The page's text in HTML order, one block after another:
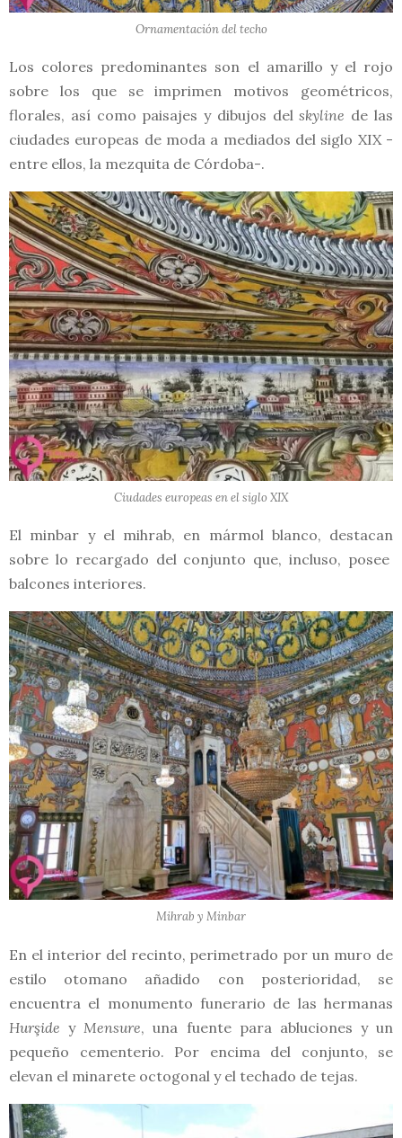
Ornamentación del techo
Los colores predominantes son el amarillo y el rojo
sobre los que se imprimen motivos geométricos,
florales, así como paisajes y dibujos delskyline de las
ciudades europeas de moda a mediados del siglo XIX -
entre ellos, la mezquita de Córdoba-.
Ciudades europeas en el siglo XIX
El minbar y el mihrab, en mármol blanco, destacan
sobre lo recargado del conjunto que, incluso, posee
balcones interiores.
Mihrab y Minbar
En el interior del recinto, perimetrado por un muro de
estilo otomano añadido con posterioridad, se
encuentra el monumento funerario de las hermanas
Hurşide y Mensure, una fuente para abluciones y un
pequeño cementerio. Por encima del conjunto, se
elevan el minarete octogonal y el techado de tejas.